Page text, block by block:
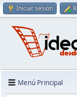
Iniciar sesión
Menú Principal